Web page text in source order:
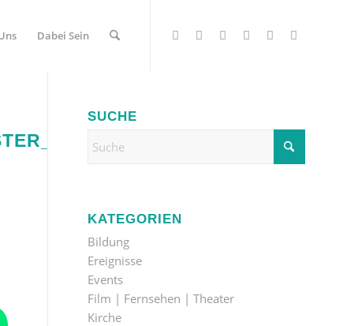
Dabei Sein
SUCHE
KATEGORIEN
Bildung
Ereignisse
Events
Film | Fernsehen | Theater
Kirche